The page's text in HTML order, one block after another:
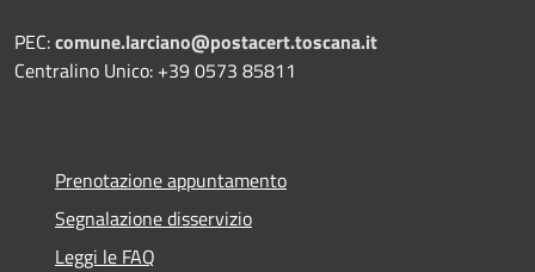
PEC:comune.larciano@postacert.toscana.it
Centralino Unico: +39 0573 85811
Prenotazione appuntamento
Segnalazione disservizio
Leggi le FAQ